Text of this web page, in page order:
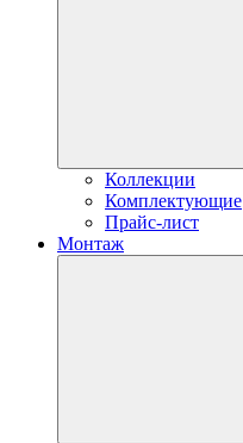
Коллекции
Комплектующие
Прайс-лист
Монтаж